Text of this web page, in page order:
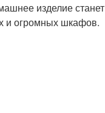
изделие станет
и огромных шкафов.